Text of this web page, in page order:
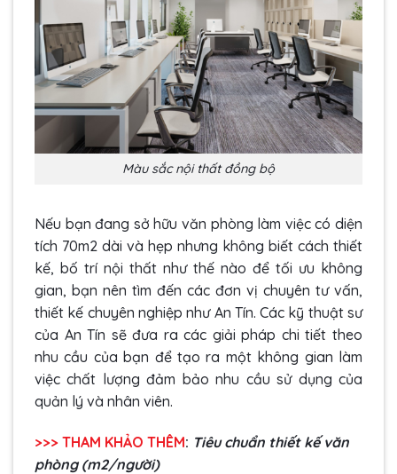
Màu sắc nội thất đồng bộ
Nếu bạn đang sở hữu văn phòng làm việc có diện
tích 70m2 dài và hẹp nhưng không biết cách thiết
kế, bố trí nội thất như thế nào để tối ưu không
gian, bạn nên tìm đến các đơn vị chuyên tư vấn,
thiết kế chuyên nghiệp như An Tín. Các kỹ thuật sư
của An Tín sẽ đưa ra các giải pháp chi tiết theo
nhu cầu của bạn để tạo ra một không gian làm
việc chất lượng đảm bảo nhu cầu sử dụng của
quản lý và nhân viên.
>>> THAM KHẢO THÊM: Tiêu chuẩn thiết kế văn
phòng (m2/người)